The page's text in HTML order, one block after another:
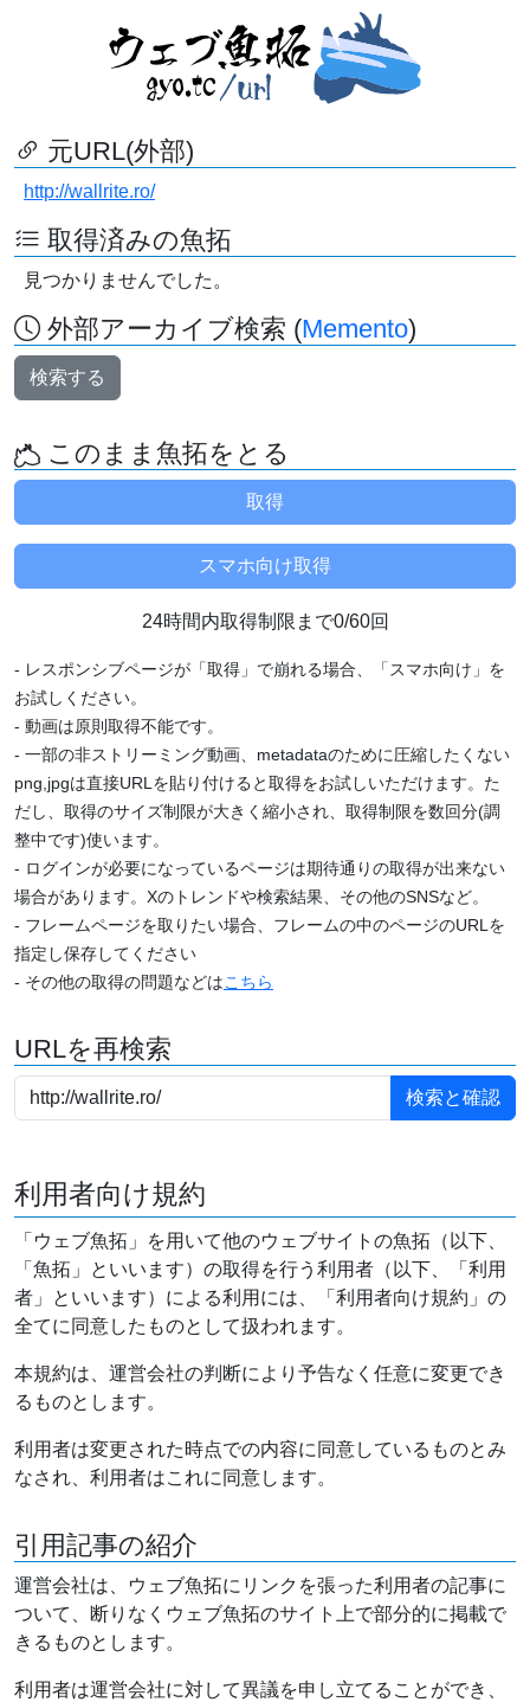
元URL(外部)
http://wallrite.ro/
取得済みの魚拓
見つかりませんでした。
外部アーカイブ検索 (Memento)
検索する
このまま魚拓をとる
24時間内取得制限まで0/60回
- レスポンシブページが「取得」で崩れる場合、「スマホ向け」を
お試しください。
- 動画は原則取得不能です。
- 一部の非ストリーミング動画、metadataのために圧縮したくない
png,jpgは直接URLを貼り付けると取得をお試しいただけます。た
だし、取得のサイズ制限が大きく縮小され、取得制限を数回分(調
整中です)使います。
- ログインが必要になっているページは期待通りの取得が出来ない
場合があります。Xのトレンドや検索結果、その他のSNSなど。
- フレームページを取りたい場合、フレームの中のページのURLを
指定し保存してください
- その他の取得の問題などはこちら
URLを再検索
利用者向け規約
「ウェブ魚拓」を用いて他のウェブサイトの魚拓（以下、
「魚拓」といいます）の取得を行う利用者（以下、「利用
者」といいます）による利用には、「利用者向け規約」の
全てに同意したものとして扱われます。
本規約は、運営会社の判断により予告なく任意に変更でき
るものとします。
利用者は変更された時点での内容に同意しているものとみ
なされ、利用者はこれに同意します。
引用記事の紹介
運営会社は、ウェブ魚拓にリンクを張った利用者の記事に
ついて、断りなくウェブ魚拓のサイト上で部分的に掲載で
きるものとします。
利用者は運営会社に対して異議を申し立てることができ、